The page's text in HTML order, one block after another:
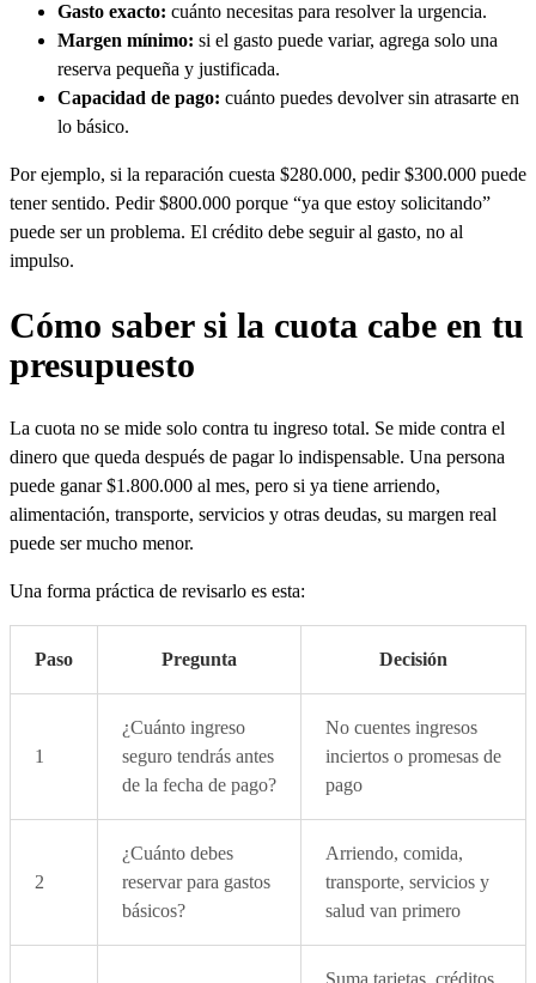
Gasto exacto: cuánto necesitas para resolver la urgencia.
Margen mínimo: si el gasto puede variar, agrega solo una
reserva pequeña y justificada.
Capacidad de pago: cuánto puedes devolver sin atrasarte en
lo básico.
Por ejemplo, si la reparación cuesta $280.000, pedir $300.000 puede
tener sentido. Pedir $800.000 porque “ya que estoy solicitando”
puede ser un problema. El crédito debe seguir al gasto, no al
impulso.
Cómo saber si la cuota cabe en tu
presupuesto
La cuota no se mide solo contra tu ingreso total. Se mide contra el
dinero que queda después de pagar lo indispensable. Una persona
puede ganar $1.800.000 al mes, pero si ya tiene arriendo,
alimentación, transporte, servicios y otras deudas, su margen real
puede ser mucho menor.
Una forma práctica de revisarlo es esta:
Paso Pregunta Decisión
1
¿Cuánto ingreso
seguro tendrás antes
de la fecha de pago?
No cuentes ingresos
inciertos o promesas de
pago
2
¿Cuánto debes
reservar para gastos
básicos?
Arriendo, comida,
transporte, servicios y
salud van primero